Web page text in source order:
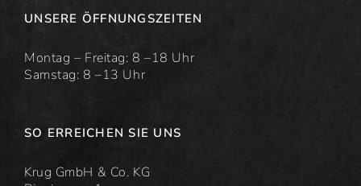
UNSERE ÖFFNUNGSZEITEN
Montag – Freitag: 8 –18 Uhr
Samstag: 8 –13 Uhr
SO ERREICHEN SIE UNS
Krug GmbH & Co. KG